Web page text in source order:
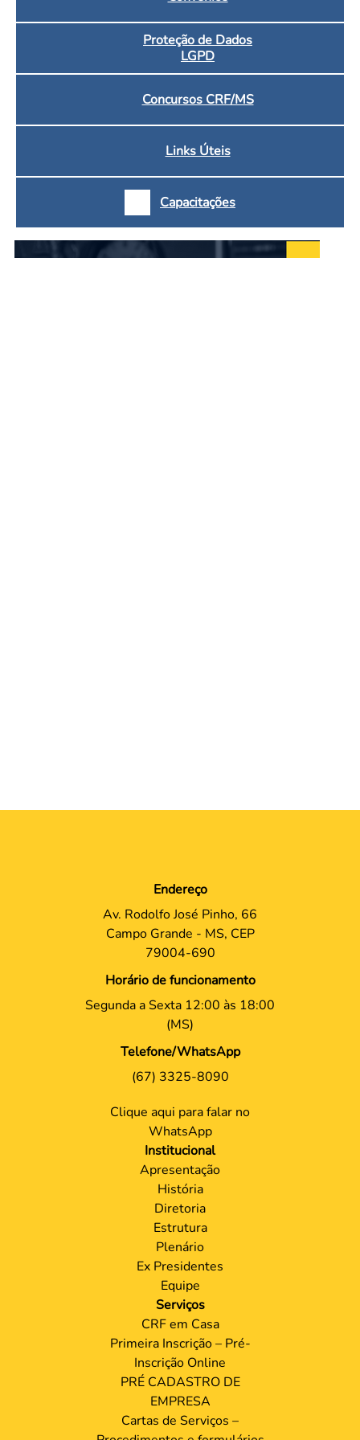
Proteção de Dados
LGPD
Concursos CRF/MS
Links Úteis
Capacitações
Endereço
Av. Rodolfo José Pinho, 66
Campo Grande - MS, CEP
79004-690
Horário de funcionamento
Segunda a Sexta 12:00 às 18:00
(MS)
Telefone/WhatsApp
(67) 3325-8090
Clique aqui para falar no
WhatsApp
Institucional
Apresentação
História
Diretoria
Estrutura
Plenário
Ex Presidentes
Equipe
Serviços